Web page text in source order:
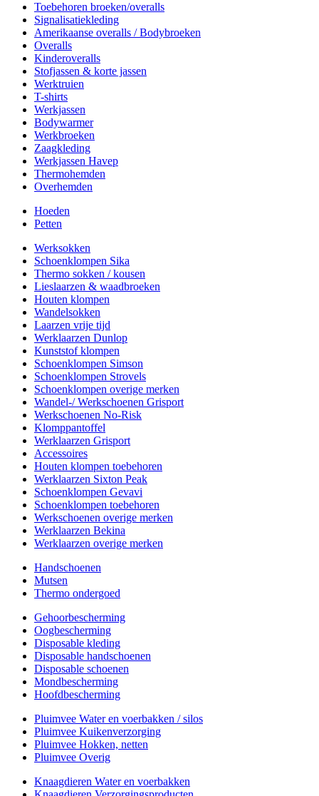
Toebehoren broeken/overalls
Signalisatiekleding
Amerikaanse overalls / Bodybroeken
Overalls
Kinderoveralls
Stofjassen & korte jassen
Werktruien
T-shirts
Werkjassen
Bodywarmer
Werkbroeken
Zaagkleding
Werkjassen Havep
Thermohemden
Overhemden
Hoeden
Petten
Werksokken
Schoenklompen Sika
Thermo sokken / kousen
Lieslaarzen & waadbroeken
Houten klompen
Wandelsokken
Laarzen vrije tijd
Werklaarzen Dunlop
Kunststof klompen
Schoenklompen Simson
Schoenklompen Strovels
Schoenklompen overige merken
Wandel-/ Werkschoenen Grisport
Werkschoenen No-Risk
Klomppantoffel
Werklaarzen Grisport
Accessoires
Houten klompen toebehoren
Werklaarzen Sixton Peak
Schoenklompen Gevavi
Schoenklompen toebehoren
Werkschoenen overige merken
Werklaarzen Bekina
Werklaarzen overige merken
Handschoenen
Mutsen
Thermo ondergoed
Gehoorbescherming
Oogbescherming
Disposable kleding
Disposable handschoenen
Disposable schoenen
Mondbescherming
Hoofdbescherming
Pluimvee Water en voerbakken / silos
Pluimvee Kuikenverzorging
Pluimvee Hokken, netten
Pluimvee Overig
Knaagdieren Water en voerbakken